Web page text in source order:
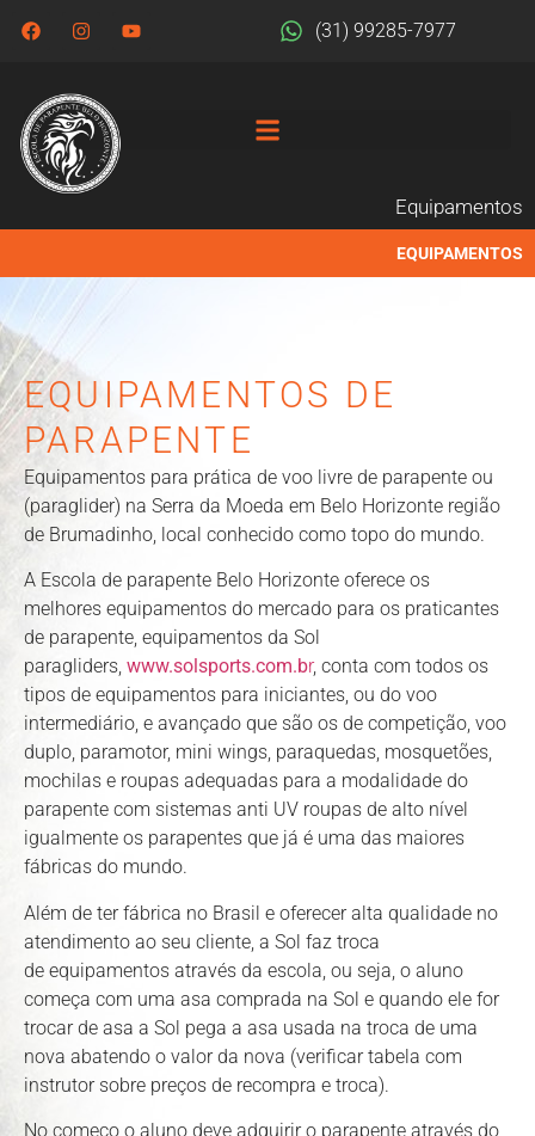
(31) 99285-7977
Equipamentos
EQUIPAMENTOS
EQUIPAMENTOS DE
PARAPENTE
Equipamentos para prática de voo livre de parapente ou
(paraglider) na Serra da Moeda em Belo Horizonte região
de Brumadinho, local conhecido como topo do mundo.
A Escola de parapente Belo Horizonte oferece os
melhores equipamentos do mercado para os praticantes
de parapente, equipamentos da Sol
paragliders, www.solsports.com.br, conta com todos os
tipos de equipamentos para iniciantes, ou do voo
intermediário, e avançado que são os de competição, voo
duplo, paramotor, mini wings, paraquedas, mosquetões,
mochilas e roupas adequadas para a modalidade do
parapente com sistemas anti UV roupas de alto nível
igualmente os parapentes que já é uma das maiores
fábricas do mundo.
Além de ter fábrica no Brasil e oferecer alta qualidade no
atendimento ao seu cliente, a Sol faz troca
de equipamentos através da escola, ou seja, o aluno
começa com uma asa comprada na Sol e quando ele for
trocar de asa a Sol pega a asa usada na troca de uma
nova abatendo o valor da nova (verificar tabela com
instrutor sobre preços de recompra e troca).
No começo o aluno deve adquirir o parapente através do